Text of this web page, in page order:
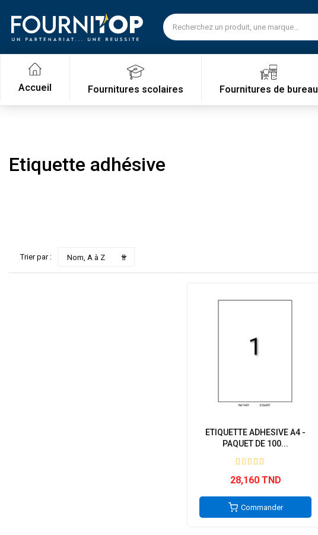
Accueil Fournitures scolaires Fournitures de bureau
Etiquette adhésive
Trier par : Nom, A à Z 
ETIQUETTE ADHESIVE A4 -
PAQUET DE 100...
28,160 TND
Commander